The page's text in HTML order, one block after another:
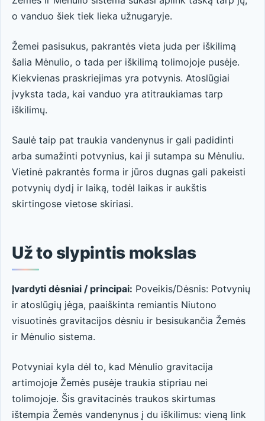
o vanduo šiek tiek lieka užnugaryje.
Žemei pasisukus, pakrantės vieta juda per iškilimą
šalia Mėnulio, o tada per iškilimą tolimojoje pusėje.
Kiekvienas praskriejimas yra potvynis. Atoslūgiai
įvyksta tada, kai vanduo yra atitraukiamas tarp
iškilimų.
Saulė taip pat traukia vandenynus ir gali padidinti
arba sumažinti potvynius, kai ji sutampa su Mėnuliu.
Vietinė pakrantės forma ir jūros dugnas gali pakeisti
potvynių dydį ir laiką, todėl laikas ir aukštis
skirtingose ​​vietose skiriasi.
Už to slypintis mokslas
Įvardyti dėsniai / principai: Poveikis/Dėsnis: Potvynių
ir atoslūgių jėga, paaiškinta remiantis Niutono
visuotinės gravitacijos dėsniu ir besisukančia Žemės
ir Mėnulio sistema.
Potvyniai kyla dėl to, kad Mėnulio gravitacija
artimojoje Žemės pusėje traukia stipriau nei
tolimojoje. Šis gravitacinės traukos skirtumas
ištempia Žemės vandenynus į du iškilimus: vieną link